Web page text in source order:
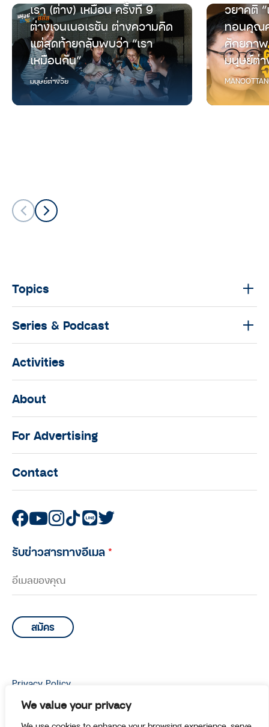
We value your privacy
เรา (ต่าง) เหมือน ครั้งที่ 9
ต่างเจนเนอเรชัน ต่างความคิด
แต่สุดท้ายกลับพบว่า “เรา
เหมือนกัน”
มนุษย์ต่างวัย
วยาคติ
ทอนคุณ
ศักยภา
มนุษย์ต่า
Topics
Series & Podcast
Activities
About
For Advertising
Contact
รับข่าวสารทางอีเมล*
© Copyright 2026 Manoottangwai All Rights Reserved.
Privacy Policy